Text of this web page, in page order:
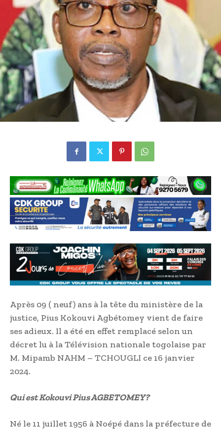
Après 09 ( neuf) ans à la tête du ministère de la
justice, Pius Kokouvi Agbétomey vient de faire
ses adieux. Il a été en effet remplacé selon un
décret lu à la Télévision nationale togolaise par
M. Mipamb NAHM – TCHOUGLI ce 16 janvier
2024.
Qui est Kokouvi Pius AGBETOMEY?
Né le 11 juillet 1956 à Noépé dans la préfecture de